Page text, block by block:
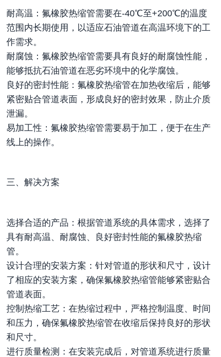
耐高温：氟橡胶热缩管需要在-40℃至+200℃的温度
范围内长期使用，以适应石油管道在高温环境下的工
作需求。
耐腐蚀：氟橡胶热缩管需要具有良好的耐腐蚀性能，
能够抵抗石油管道在恶劣环境中的化学腐蚀。
良好的密封性能：氟橡胶热缩管在加热收缩后，能够
紧密贴合管道表面，形成良好的密封效果，防止介质
泄漏。
易加工性：氟橡胶热缩管需要易于加工，便于在生产
线上的操作。
三、解决方案
选择合适的产品：根据管道系统的具体需求，选择了
具有耐高温、耐腐蚀、良好密封性能的氟橡胶热缩
管。
设计合理的安装方案：针对管道的形状和尺寸，设计
了相应的安装方案，确保氟橡胶热缩管能够紧密贴合
管道表面。
控制热缩工艺：在热缩过程中，严格控制温度、时间
和压力，确保氟橡胶热缩管在收缩后保持良好的形状
和尺寸。
进行质量检测：在安装完成后，对管道系统进行质量